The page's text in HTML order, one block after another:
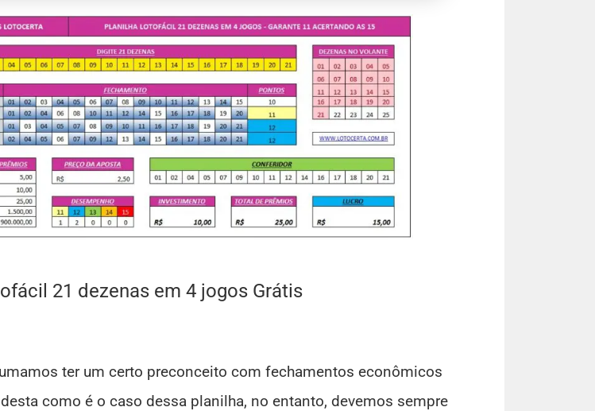
21 dezenas em 4 jogos Grátis
ter um certo preconceito com fechamentos econômicos
como é o caso dessa planilha, no entanto, devemos sempre